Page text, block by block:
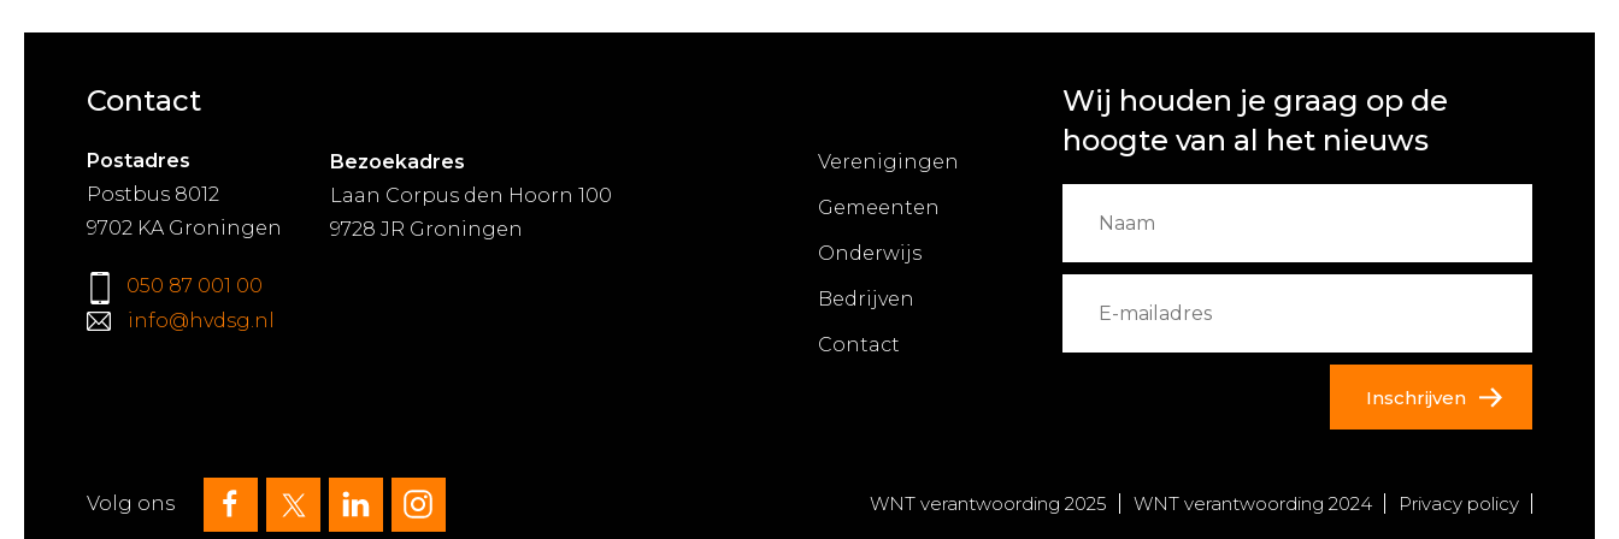
Contact
Postadres
Postbus 8012
9702 KA Groningen
050 87 001 00
info@hvdsg.nl
Bezoekadres
Laan Corpus den Hoorn 100
9728 JR Groningen
Verenigingen
Gemeenten
Onderwijs
Bedrijven
Contact
Wij houden je graag op de
hoogte van al het nieuws
Inschrijven
Volg ons WNT verantwoording 2025 WNT verantwoording 2024
Privacy policy